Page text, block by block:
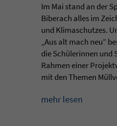
Im Mai stand an der
Biberach alles im
und Klimaschutzes.
„Aus alt mach neu“
die Schülerinnen und
Rahmen einer
mit den Themen
mehr lesen